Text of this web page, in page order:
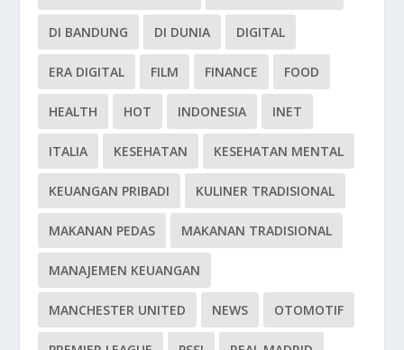
DI BANDUNG DI DUNIA DIGITAL
ERA DIGITAL FILM FINANCE FOOD
HEALTH HOT INDONESIA INET
ITALIA KESEHATAN KESEHATAN MENTAL
KEUANGAN PRIBADI KULINER TRADISIONAL
MAKANAN PEDAS MAKANAN TRADISIONAL
MANAJEMEN KEUANGAN
MANCHESTER UNITED NEWS OTOMOTIF